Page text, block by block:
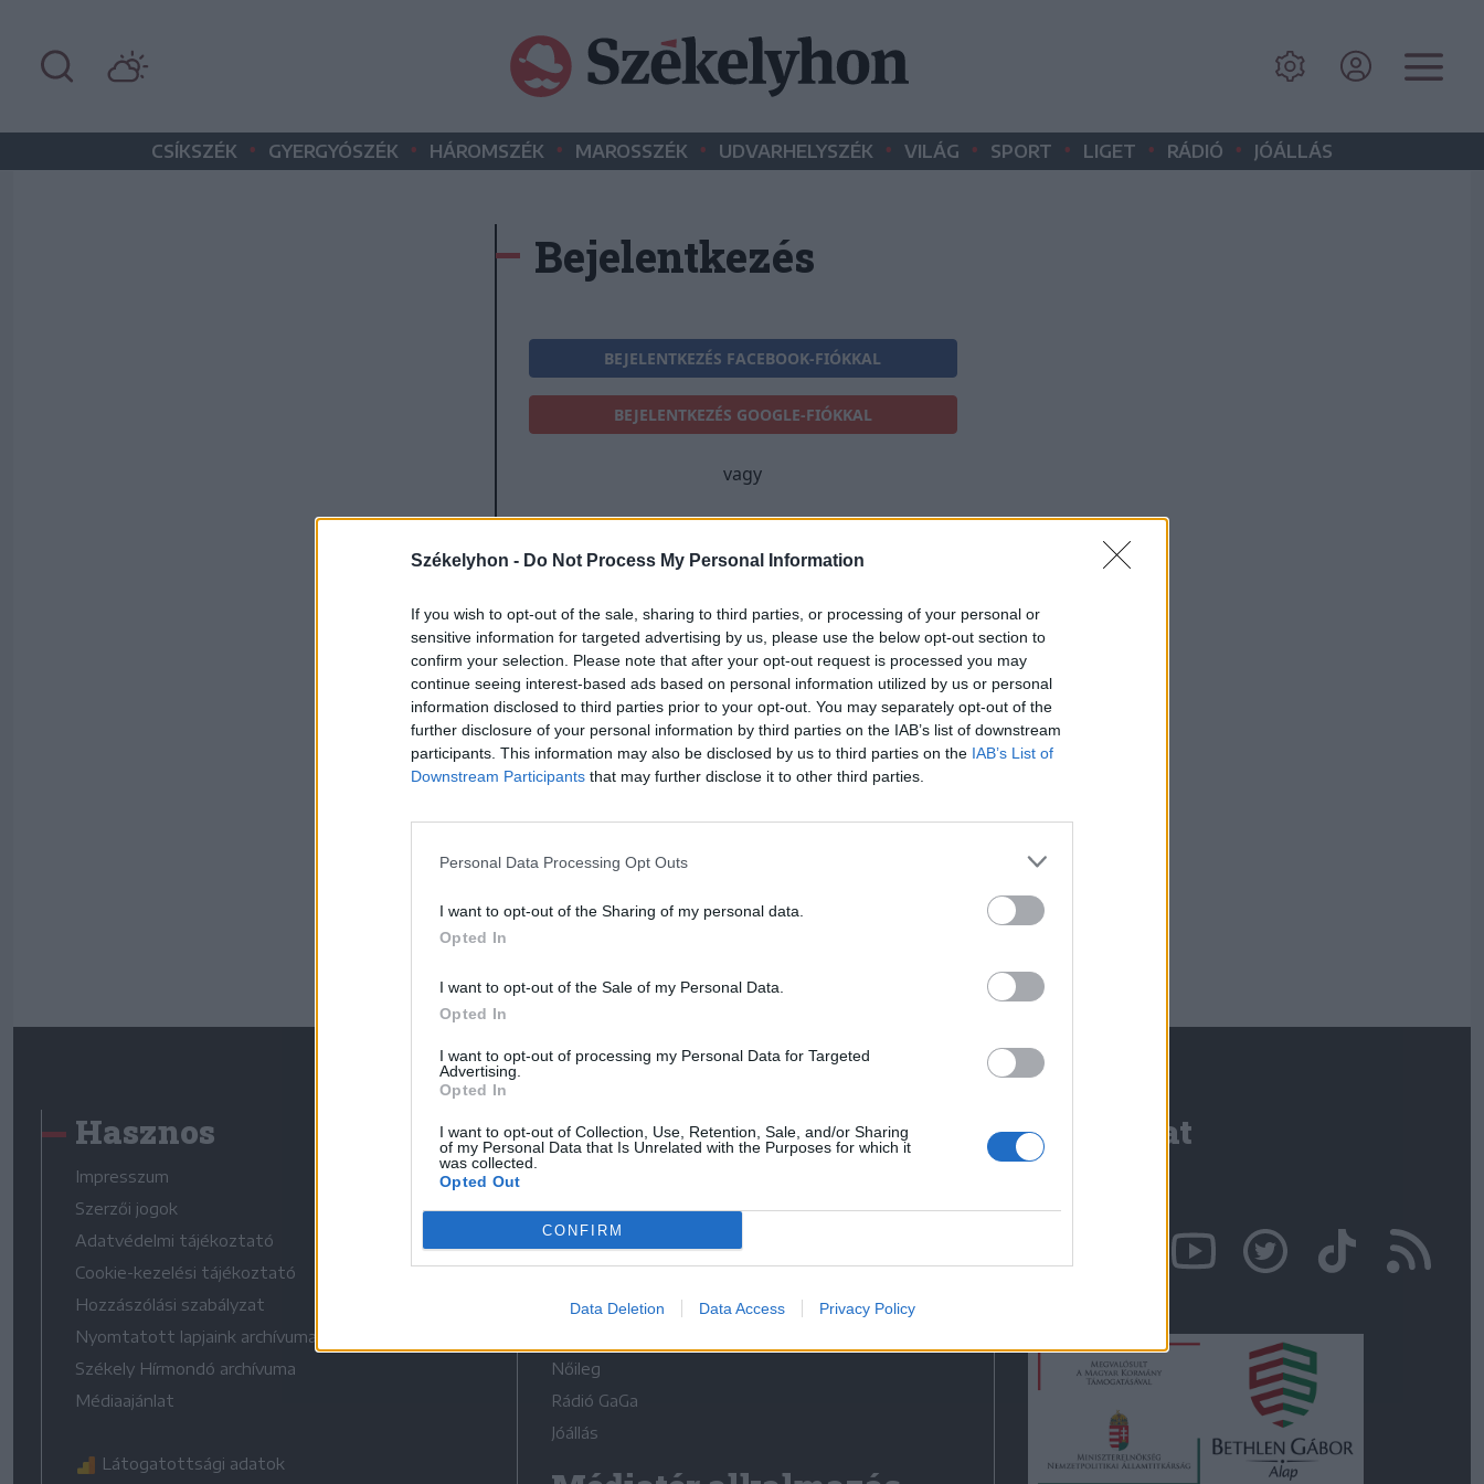
Székelyhon - Do Not Process My Personal Information
If you wish to opt-out of the sale, sharing to third parties, or processing of your personal or
sensitive information for targeted advertising by us, please use the below opt-out section to
confirm your selection. Please note that after your opt-out request is processed you may
continue seeing interest-based ads based on personal information utilized by us or personal
information disclosed to third parties prior to your opt-out. You may separately opt-out of the
further disclosure of your personal information by third parties on the IAB’s list of downstream
participants. This information may also be disclosed by us to third parties on the IAB’s List of
Downstream Participants that may further disclose it to other third parties.
Personal Data Processing Opt Outs
I want to opt-out of the Sharing of my personal data.
Opted In
I want to opt-out of the Sale of my Personal Data.
Opted In
I want to opt-out of processing my Personal Data for Targeted
Advertising.
Opted In
I want to opt-out of Collection, Use, Retention, Sale, and/or Sharing
of my Personal Data that Is Unrelated with the Purposes for which it
was collected.
Opted Out
CONFIRM
Data Deletion Data Access Privacy Policy
CSÍKSZÉK • GYERGYÓSZÉK • HÁROMSZÉK • MAROSSZÉK • UDVARHELYSZÉK • VILÁG • SPORT • LIGET • RÁDIÓ • JÓÁLLÁS
Bejelentkezés
BEJELENTKEZÉS FACEBOOK-FIÓKKAL
BEJELENTKEZÉS GOOGLE-FIÓKKAL
vagy
E-mail-cím
Jelszó
Elfelejtette a jelszavát?
BEJELENTKEZÉS
Hasznos
Impresszum
Szerzői jogok
Adatvédelmi tájékoztató
Cookie-kezelési tájékoztató
Hozzászólási szabályzat
Nyomtatott lapjaink archívuma
Székely Hírmondó archívuma
Médiaajánlat
Látogatottsági adatok
Médiatér
Liget
Krónika
Bihari Napló
Erdélyi Napló
Nőileg
Rádió GaGa
Jóállás
Kapcsolat